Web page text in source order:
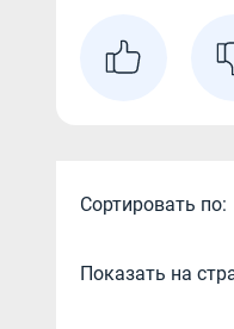
Сортировать по:
Показать на